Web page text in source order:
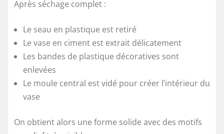
Après séchage complet :
Le seau en plastique est retiré
Le vase en ciment est extrait délicatement
Les bandes de plastique décoratives sont
enlevées
Le moule central est vidé pour créer l’intérieur du
vase
On obtient alors une forme solide avec des motifs